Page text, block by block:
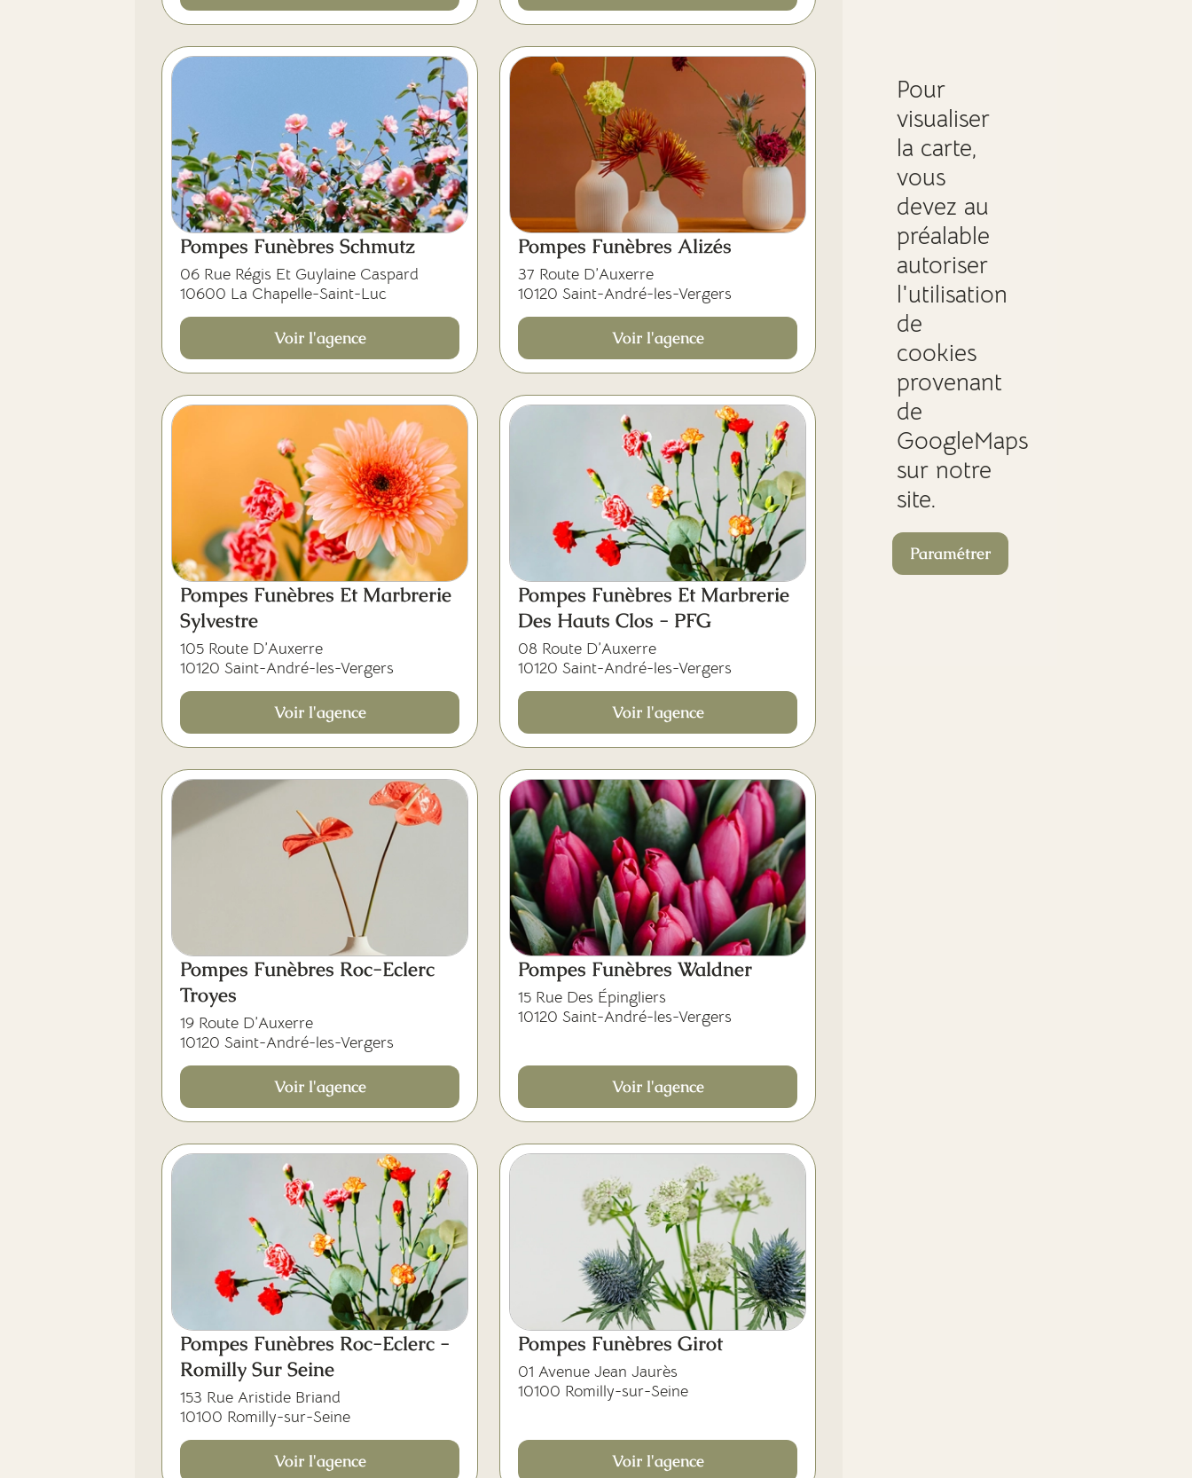
Pompes Funèbres Schmutz
06 Rue Régis Et Guylaine Caspard
10600 La Chapelle-Saint-Luc
Voir l'agence
Pompes Funèbres Alizés
37 Route D’Auxerre
10120 Saint-André-les-Vergers
Voir l'agence
Pompes Funèbres Et Marbrerie
Sylvestre
105 Route D’Auxerre
10120 Saint-André-les-Vergers
Voir l'agence
Pompes Funèbres Et Marbrerie
Des Hauts Clos - PFG
08 Route D’Auxerre
10120 Saint-André-les-Vergers
Voir l'agence
Pompes Funèbres Roc-Eclerc
Troyes
19 Route D’Auxerre
10120 Saint-André-les-Vergers
Voir l'agence
Pompes Funèbres Waldner
15 Rue Des Épingliers
10120 Saint-André-les-Vergers
Voir l'agence
Pompes Funèbres Roc-Eclerc -
Romilly Sur Seine
153 Rue Aristide Briand
10100 Romilly-sur-Seine
Voir l'agence
Pompes Funèbres Girot
01 Avenue Jean Jaurès
10100 Romilly-sur-Seine
Voir l'agence
Pour
visualiser
la carte,
vous
devez au
préalable
autoriser
l'utilisation
de
cookies
provenant
de
GoogleMaps
sur notre
site.
Paramétrer